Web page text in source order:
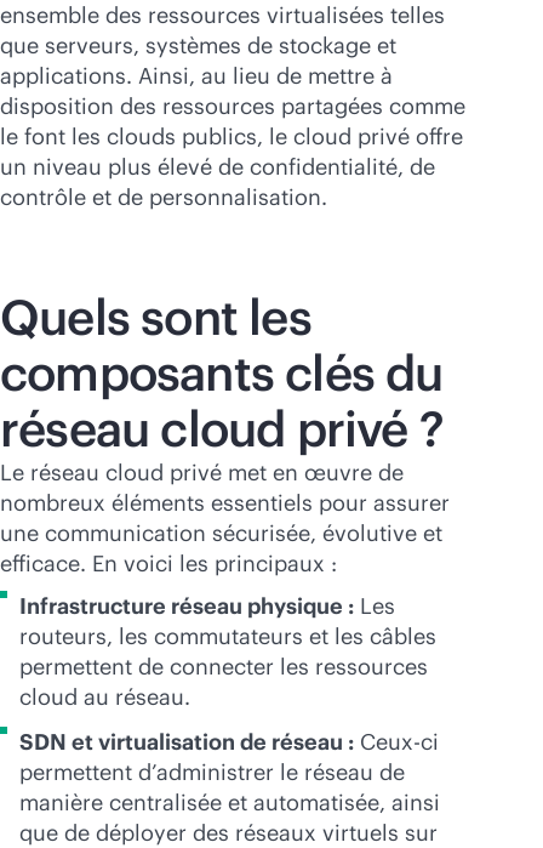
ensemble des ressources virtualisées telles
que serveurs, systèmes de stockage et
applications. Ainsi, au lieu de mettre à
disposition des ressources partagées comme
le font les clouds publics, le cloud privé offre
un niveau plus élevé de confidentialité, de
contrôle et de personnalisation.
Quels sont les
composants clés du
réseau cloud privé ?
Le réseau cloud privé met en œuvre de
nombreux éléments essentiels pour assurer
une communication sécurisée, évolutive et
efficace. En voici les principaux :
Infrastructure réseau physique : Les
routeurs, les commutateurs et les câbles
permettent de connecter les ressources
cloud au réseau.
SDN et virtualisation de réseau : Ceux-ci
permettent d’administrer le réseau de
manière centralisée et automatisée, ainsi
que de déployer des réseaux virtuels sur